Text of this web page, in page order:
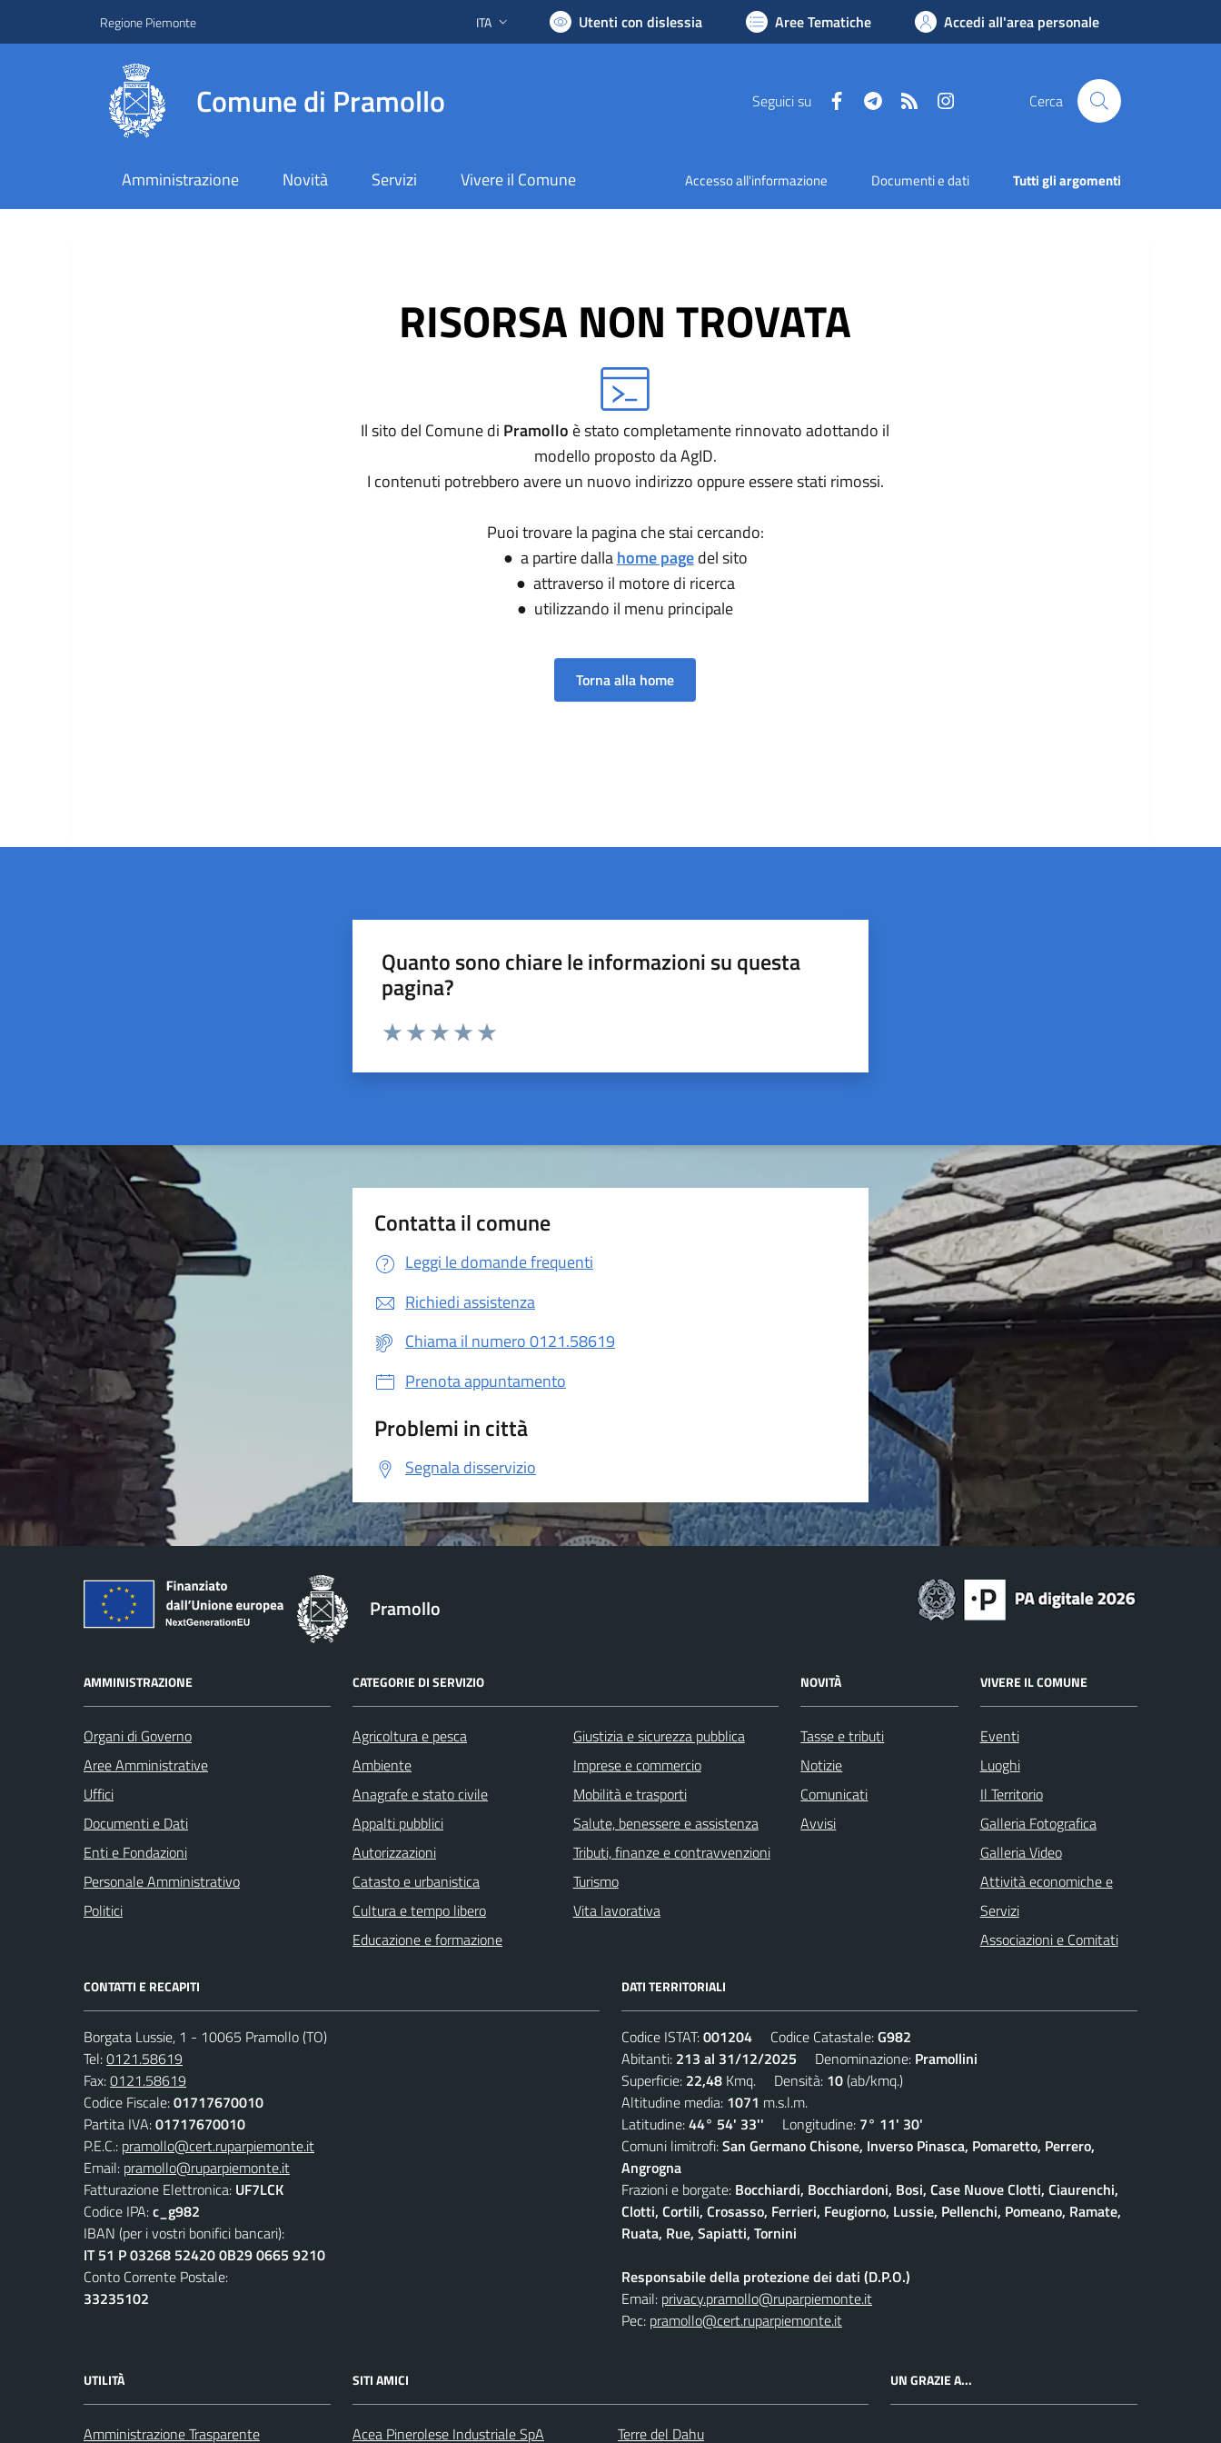
Regione Piemonte Lingua attiva:
ITA Utenti con dislessia Aree Tematiche Accedi all'area personale
Comune di Pramollo Seguici su FacebookTelegramRSS Cerca
Amministrazione Novità Servizi Vivere il Comune Accesso all'informazione Documenti e dati Tutti gli argomenti
RISORSA NON TROVATA
Il sito del Comune di Pramollo è stato completamente rinnovato adottando il
modello proposto da AgID.
I contenuti potrebbero avere un nuovo indirizzo oppure essere stati rimossi.
Puoi trovare la pagina che stai cercando:
● a partire dallahome pagedel sito
● attraverso il motore di ricerca
● utilizzando il menu principale
Torna alla home
Quanto sono chiare le informazioni su questa
pagina?
Valuta da 1 a 5 stelle la pagina
Contatta il comune
Leggi le domande frequenti
Richiedi assistenza
Chiama il numero 0121.58619
Prenota appuntamento
Problemi in città
Segnala disservizio
Pramollo
AMMINISTRAZIONE
Organi di Governo
Aree Amministrative
Uffici
Documenti e Dati
Enti e Fondazioni
Personale Amministrativo
Politici
CATEGORIE DI SERVIZIO
Agricoltura e pesca
Ambiente
Anagrafe e stato civile
Appalti pubblici
Autorizzazioni
Catasto e urbanistica
Cultura e tempo libero
Educazione e formazione
Giustizia e sicurezza pubblica
Imprese e commercio
Mobilità e trasporti
Salute, benessere e assistenza
Tributi, finanze e contravvenzioni
Turismo
Vita lavorativa
NOVITÀ
Tasse e tributi
Notizie
Comunicati
Avvisi
VIVERE IL COMUNE
Eventi
Luoghi
Il Territorio
Galleria Fotografica
Galleria Video
Attività economiche e
Servizi
Associazioni e Comitati
CONTATTI E RECAPITI
Borgata Lussie, 1 - 10065 Pramollo (TO)
Tel:0121.58619
Fax:0121.58619
Codice Fiscale:01717670010
Partita IVA:01717670010
P.E.C.: pramollo@cert.ruparpiemonte.it
Email: pramollo@ruparpiemonte.it
Fatturazione Elettronica: UF7LCK
Codice IPA:c_g982
IBAN (per i vostri bonifici bancari):
IT 51 P 03268 52420 0B29 0665 9210
Conto Corrente Postale:
33235102
DATI TERRITORIALI
Codice ISTAT:001204 Codice Catastale:G982
Abitanti: 213 al 31/12/2025 Denominazione: Pramollini
Superficie: 22,48 Kmq. Densità: 10(ab/kmq.)
Altitudine media: 1071 m.s.l.m.
Latitudine:44° 54' 33'' Longitudine: 7° 11' 30'
Comuni limitrofi:San Germano Chisone, Inverso Pinasca, Pomaretto, Perrero,
Angrogna
Frazioni e borgate: Bocchiardi, Bocchiardoni, Bosi, Case Nuove Clotti, Ciaurenchi,
Clotti, Cortili, Crosasso, Ferrieri, Feugiorno, Lussie, Pellenchi, Pomeano, Ramate,
Ruata, Rue, Sapiatti, Tornini
Responsabile della protezione dei dati (D.P.O.)
Email: privacy.pramollo@ruparpiemonte.it
Pec: pramollo@cert.ruparpiemonte.it
UTILITÀ
Amministrazione Trasparente
SITI AMICI
Acea Pinerolese Industriale SpA
Terre del Dahu
UN GRAZIE A...